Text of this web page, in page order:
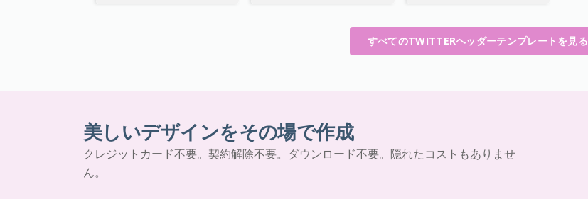
すべてのTWITTERヘッダーテンプレートを見る
美しいデザインをその場で作成
クレジットカード不要。契約解除不要。ダウンロード不要。隠れたコストもありませ
ん。